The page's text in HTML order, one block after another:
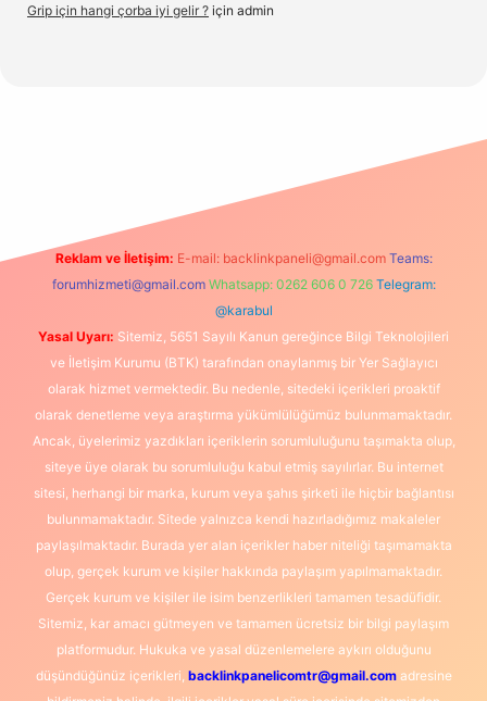
Grip için hangi çorba iyi gelir ? için admin
Reklam ve İletişim: E-mail: backlinkpaneli@gmail.com Teams:
forumhizmeti@gmail.com Whatsapp: 0262 606 0 726 Telegram:
@karabul
Yasal Uyarı: Sitemiz, 5651 Sayılı Kanun gereğince Bilgi Teknolojileri
ve İletişim Kurumu (BTK) tarafından onaylanmış bir Yer Sağlayıcı
olarak hizmet vermektedir. Bu nedenle, sitedeki içerikleri proaktif
olarak denetleme veya araştırma yükümlülüğümüz bulunmamaktadır.
Ancak, üyelerimiz yazdıkları içeriklerin sorumluluğunu taşımakta olup,
siteye üye olarak bu sorumluluğu kabul etmiş sayılırlar. Bu internet
sitesi, herhangi bir marka, kurum veya şahıs şirketi ile hiçbir bağlantısı
bulunmamaktadır. Sitede yalnızca kendi hazırladığımız makaleler
paylaşılmaktadır. Burada yer alan içerikler haber niteliği taşımamakta
olup, gerçek kurum ve kişiler hakkında paylaşım yapılmamaktadır.
Gerçek kurum ve kişiler ile isim benzerlikleri tamamen tesadüfidir.
Sitemiz, kar amacı gütmeyen ve tamamen ücretsiz bir bilgi paylaşım
platformudur. Hukuka ve yasal düzenlemelere aykırı olduğunu
düşündüğünüz içerikleri, backlinkpanelicomtr@gmail.comadresine